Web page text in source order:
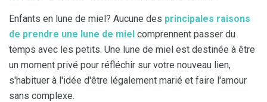
Enfants en lune de miel? Aucune des principales raisons
de prendre une lune de miel comprennent passer du
temps avec les petits. Une lune de miel est destinée à être
un moment privé pour réfléchir sur votre nouveau lien,
s'habituer à l'idée d'être légalement marié et faire l'amour
sans complexe.